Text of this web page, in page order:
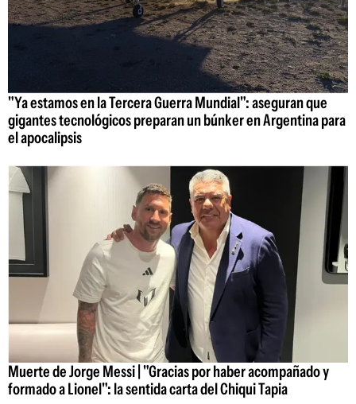
"Ya estamos en la Tercera Guerra Mundial": aseguran que
gigantes tecnológicos preparan un búnker en Argentina para
el apocalipsis
Muerte de Jorge Messi | "Gracias por haber acompañado y
formado a Lionel": la sentida carta del Chiqui Tapia